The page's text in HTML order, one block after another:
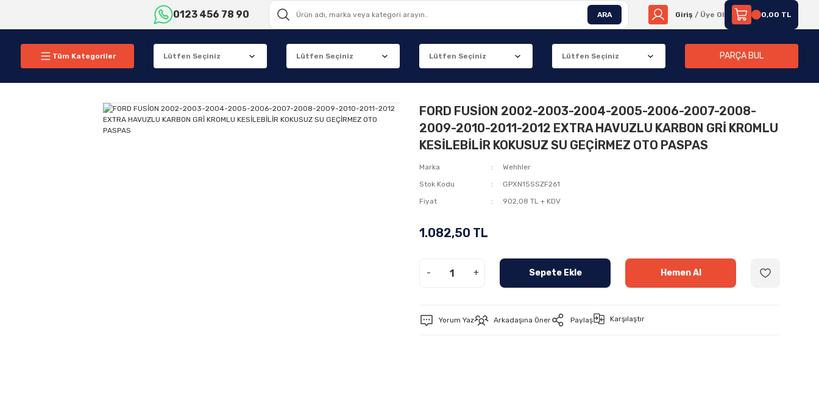
0123 456 78 90 ARA Giriş / Üye Ol 0,00 TL
Tüm Kategoriler PARÇA BUL
FORD FUSİON 2002-2003-2004-2005-2006-2007-2008-
2009-2010-2011-2012 EXTRA HAVUZLU KARBON GRİ KROMLU
KESİLEBİLİR KOKUSUZ SU GEÇİRMEZ OTO PASPAS
Marka
Wehhler
Stok Kodu
GPXN15SSZF261
Fiyat
902,08 TL + KDV
1.082,50 TL
- + Sepete Ekle Hemen Al
Yorum Yaz Arkadaşına Öner Paylaş Karşılaştır